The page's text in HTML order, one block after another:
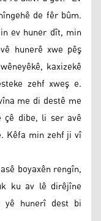
de fêr bûm.
ev huner dît, min
hunerê xwe pêş
kaxizekê
zehf xweş e.
me di destê me
çê dibe, li ser avê
Kêfa min zehf ji vî
boyaxên rengîn,
ku av lê dirêjîne
yê hunerî dest bi